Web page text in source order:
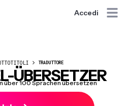
Accedi
TRADUTTORE
ÜBERSETZER
über 100 Sprachen übersetzen